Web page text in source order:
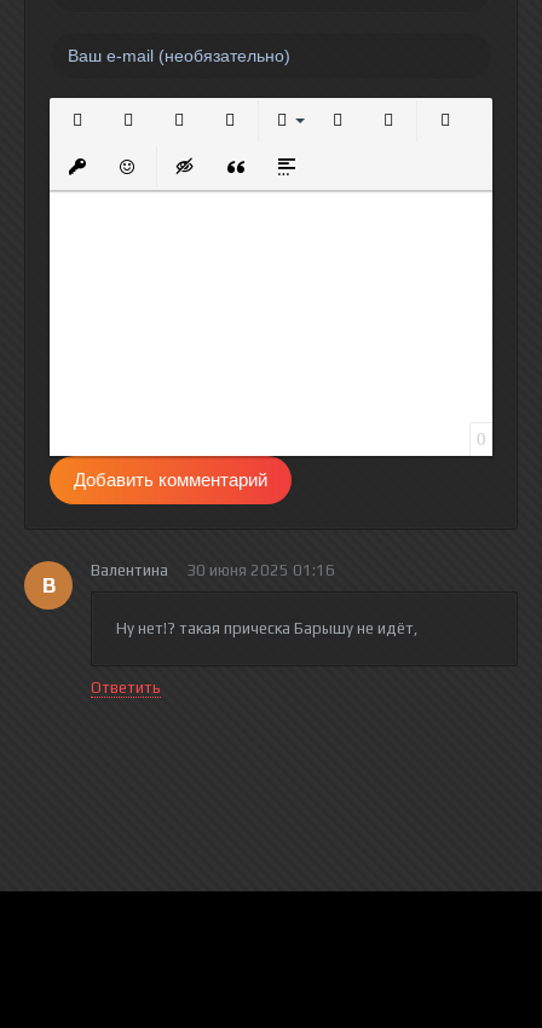
Вставить защищенную ссылку
Вставить смайлик
Вставка скрытого текста
Вставка цитаты
Вставка спойлера
0
Добавить комментарий
В
Валентина 30 июня 2025 01:16
Ну нет!? такая прическа Барышу не идёт,
Ответить